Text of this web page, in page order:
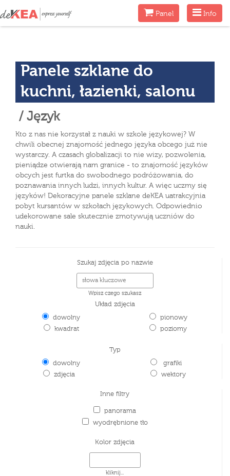
Menu
Info
MenuPanel
Panele szklane do
kuchni, łazienki, salonu
/ Język
Kto z nas nie korzystał z nauki w szkole językowej? W
chwili obecnej znajomość jednego języka obcego już nie
wystarczy. A czasach globalizacji to nie wizy, pozwolenia,
pieniądze otwierają nam granice - to znajomość języków
obcych jest furtka do swobodnego podróżowania, do
poznawania innych ludzi, innych kultur. A więc uczmy się
języków! Dekoracyjne panele szklane deKEA uatrakcyjnia
pobyt kursantów w szkołach językowych. Odpowiednio
udekorowane sale skutecznie zmotywują uczniów do
nauki.
Szukaj zdjęcia po nazwie
Wpisz czego szukasz
Układ zdjęcia
dowolny
kwadrat
pionowy
poziomy
Typ
dowolny
zdjęcia
grafiki
wektory
Inne filtry
panorama
wyodrębnione tło
Kolor zdjęcia
kliknij...